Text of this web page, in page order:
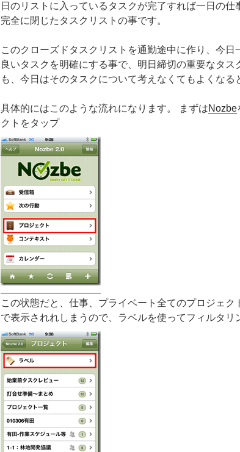
日のリストに入っているタスクが完了すれば一日の仕
完全に閉じたタスクリストの事です。
このクローズドタスクリストを通勤途中に作り、今日
良いタスクを明確にする事で、明日締切の重要なタス
も、今日はそのタスクについて考えなくてもよくなる
具体的にはこのような流れになります。 まずはNozbe
クトをタップ
この状態だと、仕事、プライベート全てのプロジェク
で表示されれしまうので、ラベルを使ってフィルタリ